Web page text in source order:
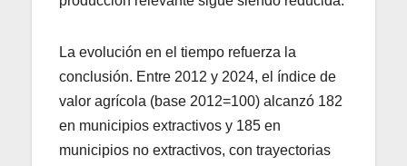
La evolución en el tiempo refuerza la
conclusión. Entre 2012 y 2024, el índice de
valor agrícola (base 2012=100) alcanzó 182
en municipios extractivos y 185 en
municipios no extractivos, con trayectorias